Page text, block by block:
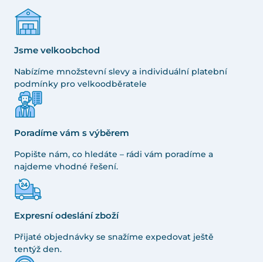
Jsme velkoobchod
Nabízíme množstevní slevy a individuální platební
podmínky pro velkoodběratele
Poradíme vám s výběrem
Popište nám, co hledáte – rádi vám poradíme a
najdeme vhodné řešení.
Expresní odeslání zboží
Přijaté objednávky se snažíme expedovat ještě
tentýž den.